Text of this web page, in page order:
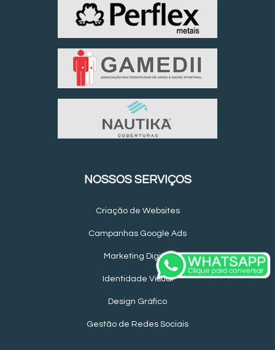
NOSSOS SERVIÇOS
Criação de Websites
Campanhas Google Ads
Marketing Digital
Identidade Visual
Design Gráfico
Gestão de Redes Sociais